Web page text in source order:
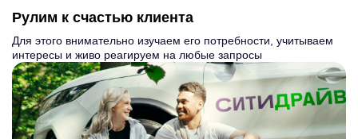
Рулим к счастью клиента
Для этого внимательно изучаем его потребности, учитываем
интересы и живо реагируем на любые запросы